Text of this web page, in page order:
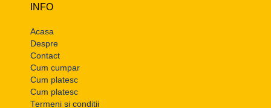
INFO
Acasa
Despre
Contact
Cum cumpar
Cum platesc
Cum platesc
Termeni si conditii